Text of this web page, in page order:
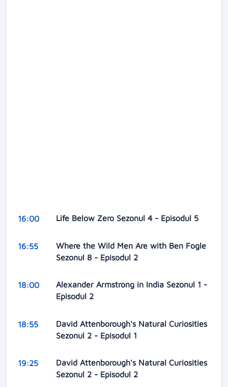
16:00 Life Below Zero Sezonul 4 - Episodul 5
16:55
Where the Wild Men Are with Ben Fogle
Sezonul 8 - Episodul 2
18:00
Alexander Armstrong in India Sezonul 1 -
Episodul 2
18:55
David Attenborough's Natural Curiosities
Sezonul 2 - Episodul 1
19:25
David Attenborough's Natural Curiosities
Sezonul 2 - Episodul 2